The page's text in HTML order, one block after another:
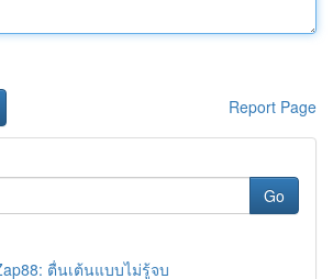
Report Page
Go
ตื่นเต้นแบบไม่รู้จบ